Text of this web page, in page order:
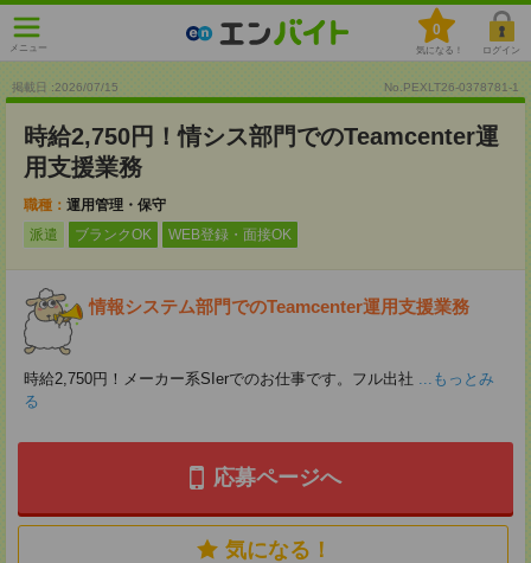
メニュー
0
気になる！ ログイン
掲載日 :2026/07/15 No.PEXLT26-0378781-1
時給2,750円！情シス部門でのTeamcenter運
用支援業務
職種： 運用管理・保守
派遣
ブランクOK WEB登録・面接OK
情報システム部門でのTeamcenter運用支援業務
時給2,750円！メーカー系SIerでのお仕事です。フル出社 ...もっとみ
る
応募ページへ
気になる！